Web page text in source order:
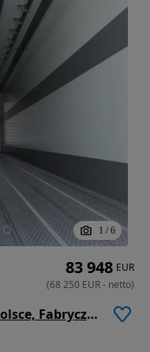
1 / 6
Schmitz Cargobull odbiór w Polsce, Fabrycznie nowa chłodnia Schmitz hakowa hakówka 2026 r. klapy wentylacyjne
83 948 EUR
(68 250 EUR- netto)